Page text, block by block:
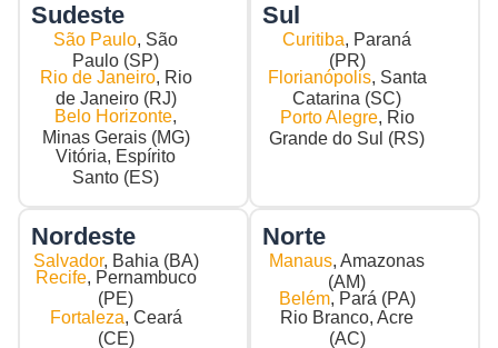
Sudeste
São Paulo, São
Paulo (SP)
Rio de Janeiro, Rio
de Janeiro (RJ)
Belo Horizonte,
Minas Gerais (MG)
Vitória, Espírito
Santo (ES)
Sul
Curitiba, Paraná
(PR)
Florianópolis, Santa
Catarina (SC)
Porto Alegre, Rio
Grande do Sul (RS)
Nordeste
Salvador, Bahia (BA)
Recife, Pernambuco
(PE)
Fortaleza, Ceará
(CE)
Norte
Manaus, Amazonas
(AM)
Belém, Pará (PA)
Rio Branco, Acre
(AC)